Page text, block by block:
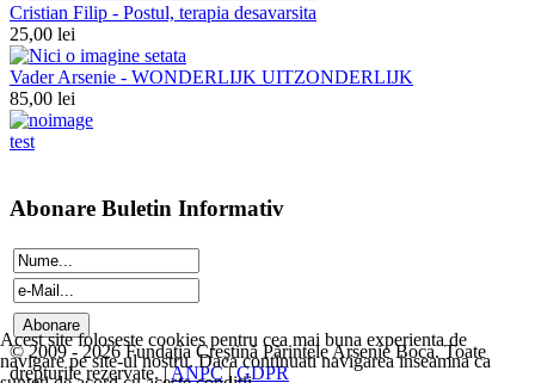
Cristian Filip - Postul, terapia desavarsita
25,00 lei
Vader Arsenie - WONDERLIJK UITZONDERLIJK
85,00 lei
test
Abonare Buletin Informativ
© 2009 - 2026 Fundația Creștină Părintele Arsenie Boca. Toate
drepturile rezervate. |ANPC|GDPR
Acest site foloseste cookies pentru cea mai buna experienta de
navigare pe site-ul nostru. Daca continuati navigarea inseamna ca